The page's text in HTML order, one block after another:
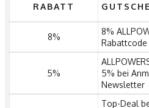
RABATT
8%
8%
5%
5% bei
Newsletter
Top-Deal